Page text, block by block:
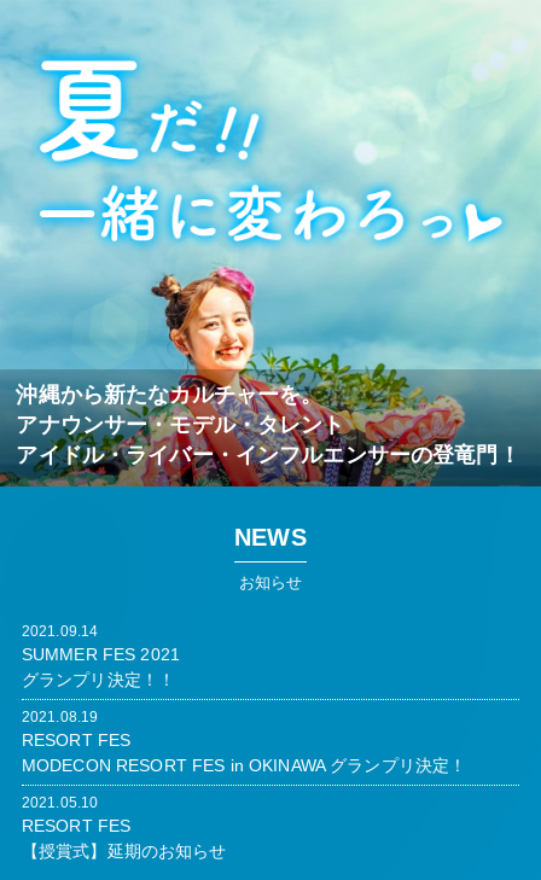
沖縄から新たなカルチャーを。
アナウンサー・モデル・タレント
アイドル・ライバー・インフルエンサーの登竜門！
NEWS
お知らせ
2021.09.14
SUMMER FES 2021
グランプリ決定！！
2021.08.19
RESORT FES
MODECON RESORT FES in OKINAWA グランプリ決定！
2021.05.10
RESORT FES
【授賞式】延期のお知らせ